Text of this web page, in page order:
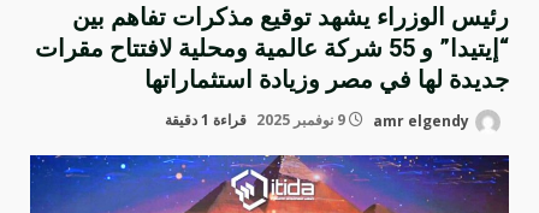
رئيس الوزراء يشهد توقيع مذكرات تفاهم بين
“إيتيدا” و 55 شركة عالمية ومحلية لافتتاح مقرات
جديدة لها في مصر وزيادة استثماراتها
قراءة 1 دقيقة